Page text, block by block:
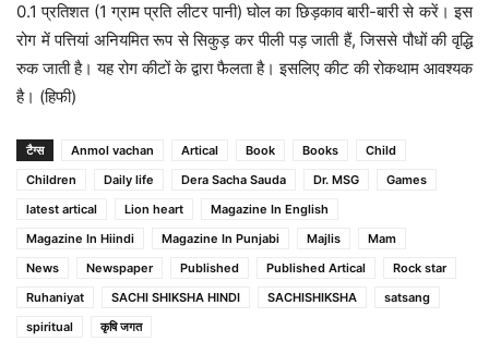
0.1 प्रतिशत (1 ग्राम प्रति लीटर पानी) घोल का छिड़काव बारी-बारी से करें। इस
रोग में पत्तियां अनियमित रूप से सिकुड़ कर पीली पड़ जाती हैं, जिससे पौधों की वृद्धि
रुक जाती है। यह रोग कीटों के द्वारा फैलता है। इसलिए कीट की रोकथाम आवश्यक
है। (हिफी)
टैग्स Anmol vachan Artical Book Books
Child
Children
Daily life Dera Sacha Sauda Dr. MSG
Games
latest artical
Lion heart
Magazine In English
Magazine In Hiindi
Magazine In Punjabi Majlis
Mam
News
Newspaper Published Published Artical
Rock star
Ruhaniyat
SACHI SHIKSHA HINDI SACHISHIKSHA
satsang
spiritual
कृषि जगत